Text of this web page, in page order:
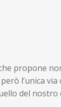
propone
l’unica
del nostro